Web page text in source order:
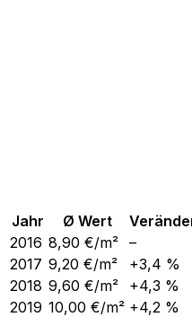
Jahr Ø Wert
2016 8,90 €/m² –
2017 9,20 €/m²
+3,4 %
2018 9,60 €/m²
+4,3 %
2019 10,00 €/m² +4,2 %